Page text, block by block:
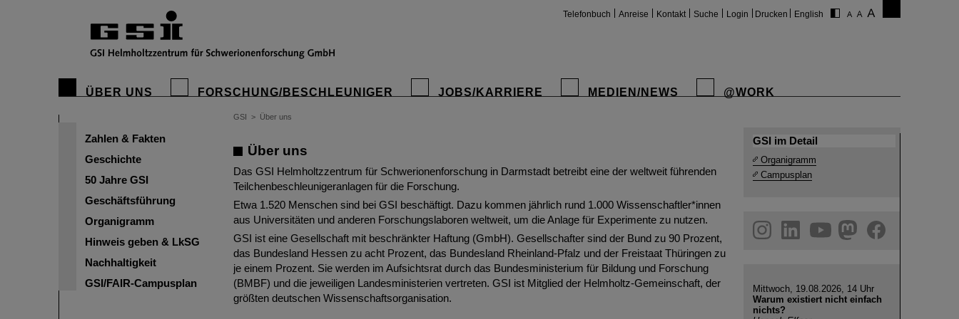
Telefonbuch Anreise Kontakt Suche Login Drucken English
ÜBER UNS FORSCHUNG/BESCHLEUNIGER JOBS/KARRIERE MEDIEN/NEWS @WORK
Zahlen & Fakten
Geschichte
50 Jahre GSI
Geschäftsführung
Organigramm
Hinweis geben & LkSG
Nachhaltigkeit
GSI/FAIR-Campusplan
GSI > Über uns
GSI Helmholtzzentrum für Schwerionenforschung
wissenschaftlichen Forschung an der GSI Helmholtzzentrum für Schwerionenforschung GmbH.
Über uns
Das GSI Helmholtzzentrum für Schwerionenforschung in Darmstadt betreibt eine der weltweit führenden
Teilchenbeschleunigeranlagen für die Forschung.
Etwa 1.520 Menschen sind bei GSI beschäftigt. Dazu kommen jährlich rund 1.000 Wissenschaftler*innen
aus Universitäten und anderen Forschungslaboren weltweit, um die Anlage für Experimente zu nutzen.
GSI ist eine Gesellschaft mit beschränkter Haftung (GmbH). Gesellschafter sind der Bund zu 90 Prozent,
das Bundesland Hessen zu acht Prozent, das Bundesland Rheinland-Pfalz und der Freistaat Thüringen zu
je einem Prozent. Sie werden im Aufsichtsrat durch das Bundesministerium für Bildung und Forschung
(BMBF) und die jeweiligen Landesministerien vertreten. GSI ist Mitglied der Helmholtz-Gemeinschaft, der
größten deutschen Wissenschaftsorganisation.
GSI im Detail
Organigramm
Campusplan
instagramlinkedinyoutubehelmholtz.social
facebook
Mittwoch, 19.08.2026, 14 Uhr
Warum existiert nicht einfach
nichts?